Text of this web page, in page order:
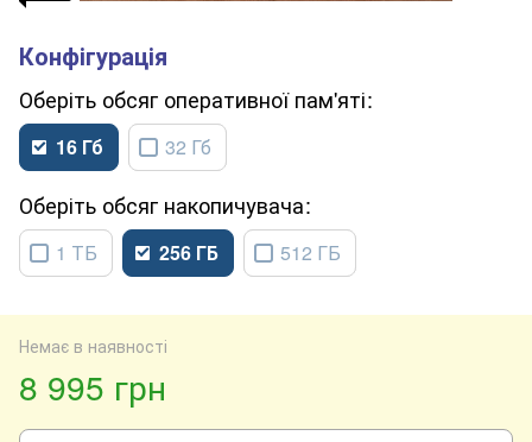
обсяг оперативної пам'яті
16 Гб 32 Гб
обсяг накопичувача
1 ТБ 256 ГБ 512 ГБ
Немає в наявності
8 995 грн